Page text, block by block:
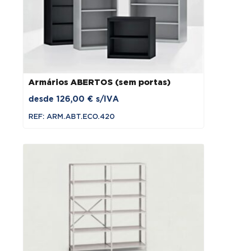
Armários ABERTOS (sem portas)
desde 126,00 € s/IVA
REF: ARM.ABT.ECO.420